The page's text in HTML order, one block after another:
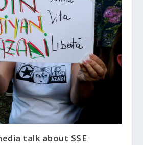
talk about SSE